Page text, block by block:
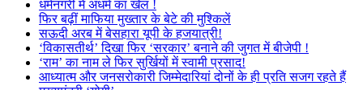
धर्मनगरी में अधर्म का खेल !
फिर बढ़ीं माफिया मुख्तार के बेटे की मुश्किलें
सऊदी अरब में बेसहारा यूपी के हजयात्री!
‘विकासतीर्थ’ दिखा फिर ‘सरकार’ बनाने की जुगत में बीजेपी !
‘राम’ का नाम ले फिर सुर्खियों में स्वामी प्रसाद!
आध्यात्म और जनसरोकारी जिम्मेदारियां दोनों के ही प्रति सजग रहते हैं